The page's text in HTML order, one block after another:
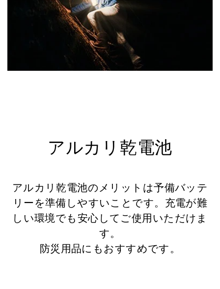
アルカリ乾電池
アルカリ乾電池のメリットは予備バッテ
リーを準備しやすいことです。充電が難
しい環境でも安心してご使用いただけま
す。
防災用品にもおすすめです。